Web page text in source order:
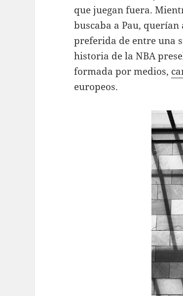
que juegan fuera.
buscaba a Pau,
preferida de entre una
historia de la NBA
formada por medios,
europeos.